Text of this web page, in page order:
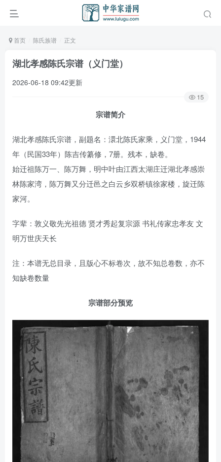
首页 陈氏族谱 正文
湖北孝感陈氏宗谱（义门堂）
2026-06-18 09:42更新
15
宗谱简介
湖北孝感陈氏宗谱，副题名：澴北陈氏家乘，义门堂，1944
年（民国33年）陈吉传纂修，7册。残本，缺卷。
始迁祖陈万一、陈万舞，明中叶由江西太湖庄迁湖北孝感崇
林陈家湾，陈万舞又分迁邑之白云乡双桥镇徐家楼，旋迁陈
家河。
字辈：敦义敬先光祖德 贤才秀起复宗源 书礼传家忠孝友 文
明万世庆天长
注：本谱无总目录，且版心不标卷次，故不知总卷数，亦不
知缺卷数量
宗谱部分预览